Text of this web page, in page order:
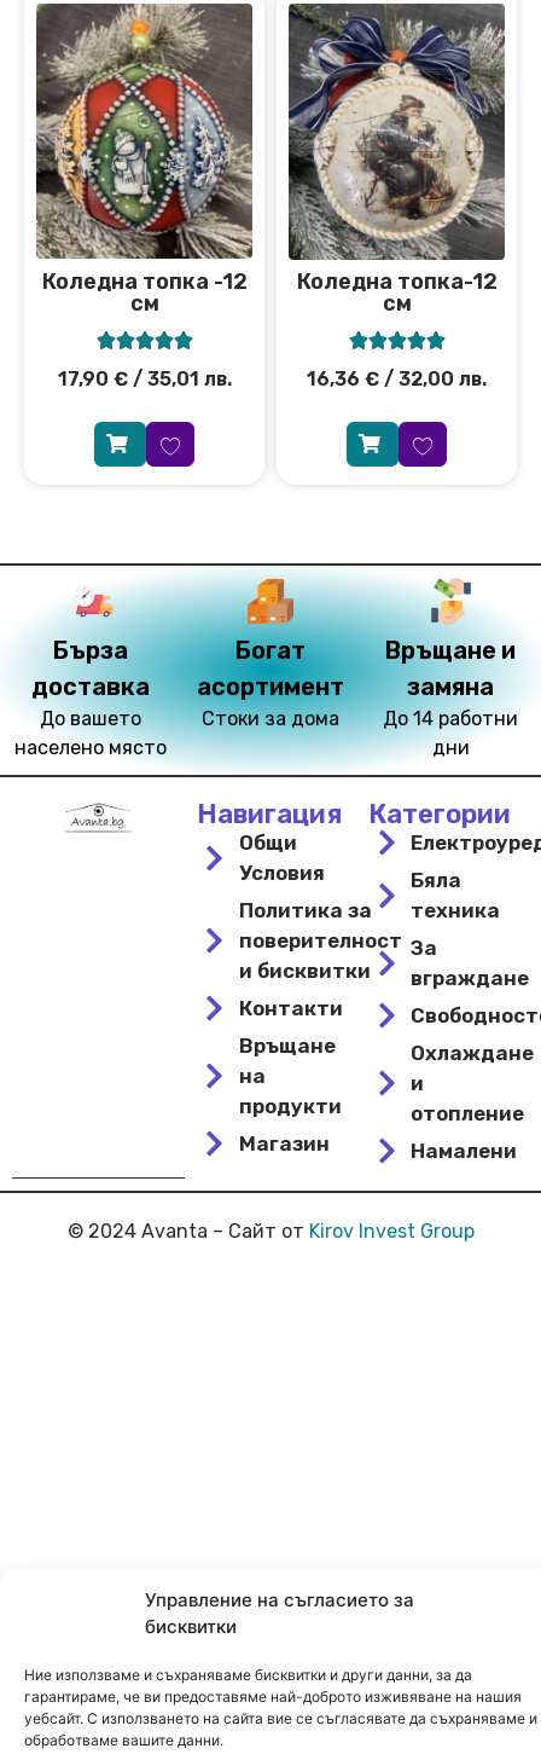
Управление на съгласието за
бисквитки
Ние използваме и съхраняваме бисквитки и други данни, за да
гарантираме, че ви предоставяме най-доброто изживяване на нашия
уебсайт. С използването на сайта вие се съгласявате да съхраняваме и
обработваме вашите данни.
Коледна топка -12
см

17,90 €/ 35,01 лв.
Коледна топка-12
см

16,36 € / 32,00 лв.
Бърза
доставка
До вашето
населено място
Богат
асортимент
Стоки за дома
Връщане и
замяна
До 14 работни
дни
Навигация
Общи
Условия
Политика за
поверителност
и бисквитки
Контакти
Връщане
на
продукти
Магазин
Категории
Бяла
техника
За
вграждане
Охлаждане
и
отопление
Намалени
© 2024 Avanta – Сайт от Kirov Invest Group